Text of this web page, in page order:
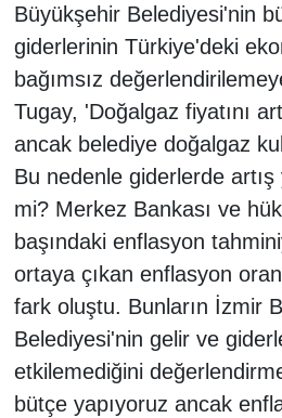
Büyükşehir Belediyesi'nin
giderlerinin Türkiye'deki
bağımsız
Tugay, 'Doğalgaz fiyatını
ancak belediye doğalgaz
Bu nedenle giderlerde artış
mi? Merkez Bankası ve
başındaki enflasyon
ortaya çıkan enflasyon
fark oluştu. Bunların İzmir
Belediyesi'nin gelir ve
etkilemediğini
bütçe yapıyoruz ancak